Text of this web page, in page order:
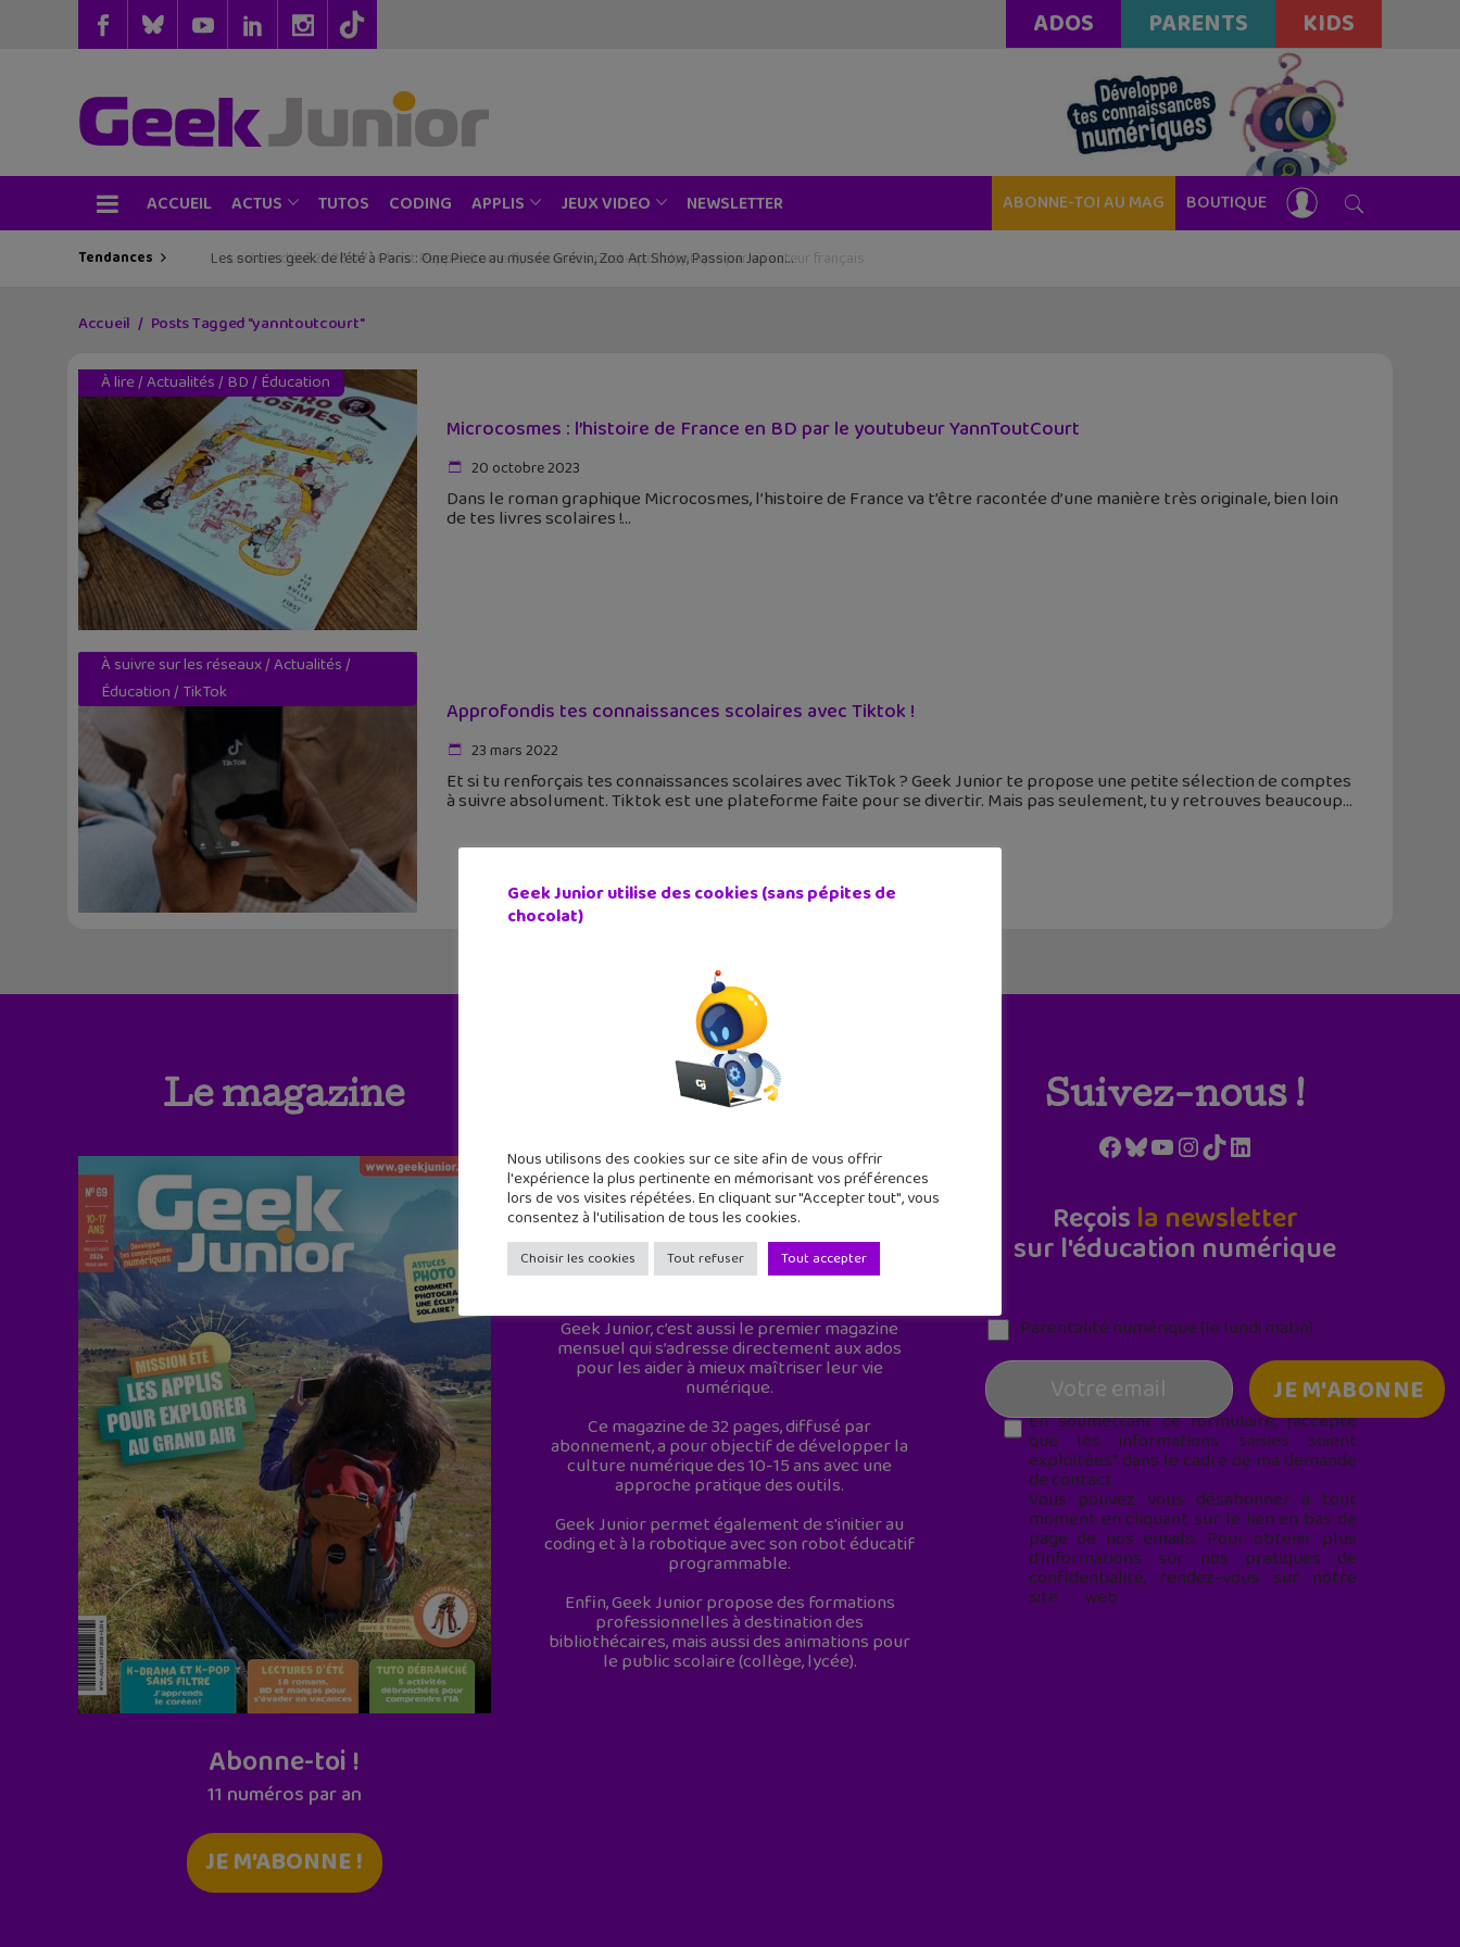
ADOS PARENTS KIDS
ACCUEIL ACTUS TUTOS CODING APPLIS JEUX VIDEO NEWSLETTER ABONNE-TOI AU MAG BOUTIQUE
Tendances Les sorties geek de l’été à Paris : One Piece au musée Grévin, Zoo Art Show, Passion Japon…
Accueil Posts Tagged "yanntoutcourt"
À lire/Actualités/ BD/ Éducation
Microcosmes : l’histoire de France en BD par le youtubeur YannToutCourt
20 octobre 2023
Dans le roman graphique Microcosmes, l’histoire de France va t’être racontée d’une manière très originale, bien loin
de tes livres scolaires !
À suivre sur les réseaux/Actualités/
Éducation/ TikTok
Approfondis tes connaissances scolaires avec Tiktok !
23 mars 2022
Et si tu renforçais tes connaissances scolaires avec TikTok ? Geek Junior te propose une petite sélection de comptes
à suivre absolument. Tiktok est une plateforme faite pour se divertir. Mais pas seulement, tu y retrouves beaucoup
Le magazine
Abonne-toi !
11 numéros par an
JE M'ABONNE !
Geek Junior est le premier site de culture
Geek Junior, c’est aussi le premier magazine
mensuel qui s’adresse directement aux ados
pour les aider à mieux maîtriser leur vie
numérique.
Ce magazine de 32 pages, diffusé par
abonnement, a pour objectif de développer la
culture numérique des 10-15 ans avec une
approche pratique des outils.
Geek Junior permet également de s'initier au
coding et à la robotique avec son robot éducatif
programmable.
Enfin, Geek Junior propose des formations
professionnelles à destination des
bibliothécaires, mais aussi des animations pour
le public scolaire (collège, lycée).
Suivez-nous !
Facebook
Bluesky
YouTube
Instagram
TikTokLinkedIn
Reçois la newsletter
sur l'éducation numérique
Parentalité numérique (le lundi matin)
En soumettant ce formulaire, j’accepte
que les informations saisies soient
exploitées* dans le cadre de ma demande
de contact.
Vous pouvez vous désabonner à tout
moment en cliquant sur le lien en bas de
page de nos emails. Pour obtenir plus
d'informations sur nos pratiques de
confidentialité, rendez-vous sur notre
site web
Geek Junior utilise des cookies (sans pépites de
chocolat)
Nous utilisons des cookies sur ce site afin de vous offrir
l'expérience la plus pertinente en mémorisant vos préférences
lors de vos visites répétées. En cliquant sur "Accepter tout", vous
consentez à l'utilisation de tous les cookies.
Choisir les cookies Tout refuser Tout accepter